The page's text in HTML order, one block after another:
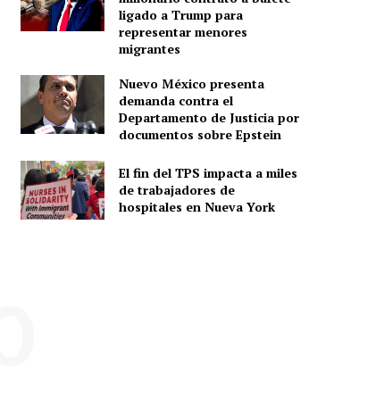
ligado a Trump para
representar menores
migrantes
Nuevo México presenta
demanda contra el
Departamento de Justicia por
documentos sobre Epstein
El fin del TPS impacta a miles
de trabajadores de
hospitales en Nueva York